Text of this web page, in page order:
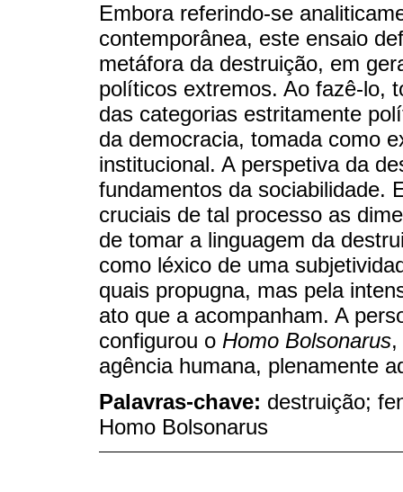
Embora referindo-se
contemporânea, este ensaio
metáfora da destruição, em
políticos extremos. Ao fazê-lo,
das categorias estritamente
da democracia, tomada como
institucional. A perspetiva da
fundamentos da sociabilidade.
cruciais de tal processo as
de tomar a linguagem da
como léxico de uma
quais propugna, mas pela
ato que a acompanham. A
configurou o Homo Bolsonarus
agência humana, plenamente
Palavras-chave: destruição;
Homo Bolsonarus